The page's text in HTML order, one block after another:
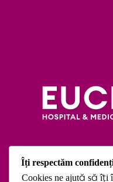
Îți respectăm
Cookies ne ajută să îți